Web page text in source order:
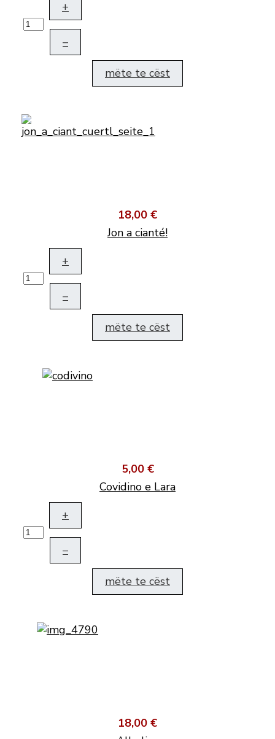
+
–
mëte te cëst
18,00 €
Jon a cianté!
+
–
mëte te cëst
5,00 €
Covidino e Lara
+
–
mëte te cëst
18,00 €